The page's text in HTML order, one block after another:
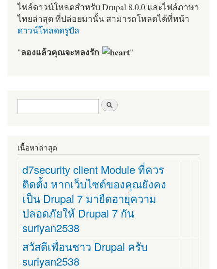
ไฟล์ดาวน์โหลดสำหรับ Drupal 8.0.0 และไฟล์ภาษา
ไทยล่าสุด ที่ปล่อยมานั้น สามารถโหลดได้ที่หน้า
ดาวน์โหลดดรูปัล
"ลองแล้วคุณจะหลงรัก "
ฟอร์มค้นหา
เนื้อหาล่าสุด
d7security client Module ที่ควร
ติดตั้ง หากเว็บไซต์ของคุณยังคง
เป็น Drupal 7 มายืดอายุความ
ปลอดภัยให้ Drupal 7 กัน
suriyan2538
สวัสดีเพื่อนชาว Drupal ครับ
suriyan2538